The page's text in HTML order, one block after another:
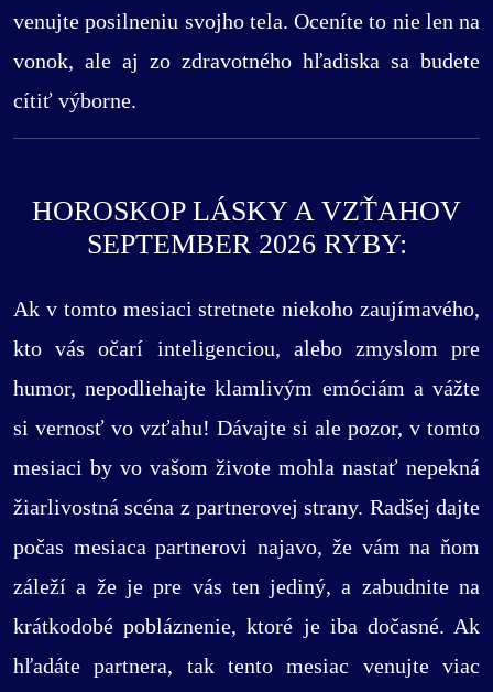
venujte posilneniu svojho tela. Oceníte to nie len na
vonok, ale aj zo zdravotného hľadiska sa budete
cítiť výborne.
HOROSKOP LÁSKY A VZŤAHOV
SEPTEMBER 2026 RYBY:
Ak v tomto mesiaci stretnete niekoho zaujímavého,
kto vás očarí inteligenciou, alebo zmyslom pre
humor, nepodliehajte klamlivým emóciám a vážte
si vernosť vo vzťahu! Dávajte si ale pozor, v tomto
mesiaci by vo vašom živote mohla nastať nepekná
žiarlivostná scéna z partnerovej strany. Radšej dajte
počas mesiaca partnerovi najavo, že vám na ňom
záleží a že je pre vás ten jediný, a zabudnite na
krátkodobé pobláznenie, ktoré je iba dočasné. Ak
hľadáte partnera, tak tento mesiac venujte viac